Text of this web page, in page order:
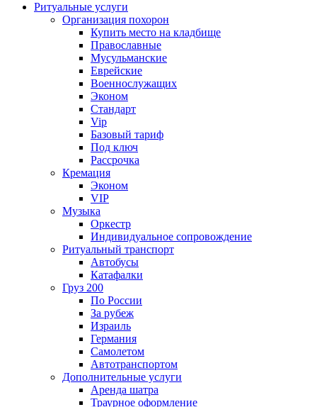
Ритуальные услуги
Организация похорон
Купить место на кладбище
Православные
Мусульманские
Еврейские
Военнослужащих
Эконом
Стандарт
Vip
Базовый тариф
Под ключ
Рассрочка
Кремация
Эконом
VIP
Музыка
Оркестр
Индивидуальное сопровождение
Ритуальный транспорт
Автобусы
Катафалки
Груз 200
По России
За рубеж
Израиль
Германия
Самолетом
Автотранспортом
Дополнительные услуги
Аренда шатра
Траурное оформление